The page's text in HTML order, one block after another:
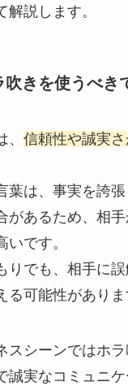
解説します。
吹きを使うべき
信頼性や誠実
葉は、事実を誇
があるため、相
です。
りでも、相手に
る可能性がありま
スシーンではホ
誠実なコミュニ